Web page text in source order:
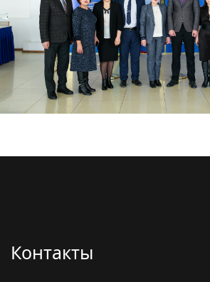
Контакты